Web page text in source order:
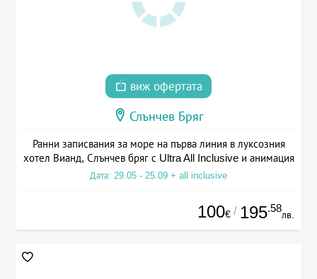
виж офертата
Слънчев Бряг
Ранни записвания за море на първа линия в луксозния
хотел Вианд, Слънчев бряг с Ultra All Inclusive и анимация
Дата: 29.05 - 25.09 + all inclusive
100€ / 195.58
лв.